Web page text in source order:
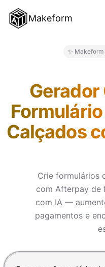
Makeform
BLOG
ENTRAR
EXPERIMENTE GRÁTIS
✨
Gerador
Calçados
Crie formulários
com Afterpay de
com IA —
pagamentos e